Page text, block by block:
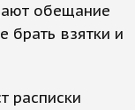
обещание
брать взятки и
расписки